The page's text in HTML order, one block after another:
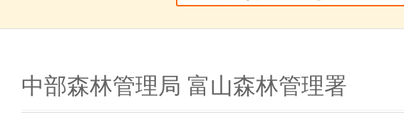
中部森林管理局 富山森林管理署